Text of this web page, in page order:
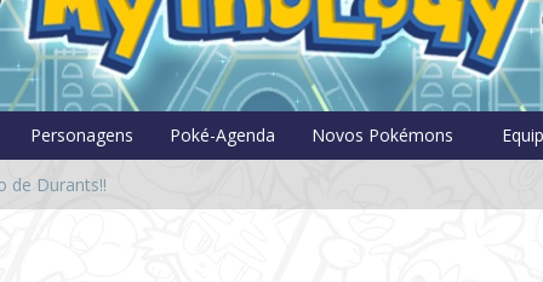
Personagens Poké-Agenda Novos Pokémons
de Durants!!